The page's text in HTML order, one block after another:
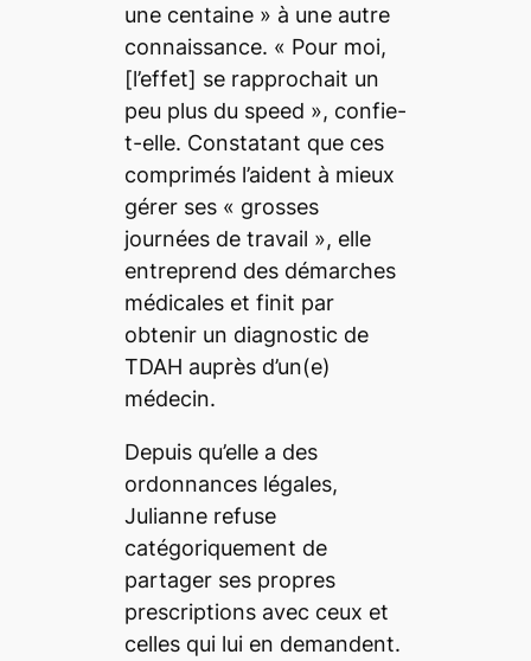
une centaine » à une autre
connaissance. « Pour moi,
[l’effet] se rapprochait un
peu plus du speed », confie-
t-elle. Constatant que ces
comprimés l’aident à mieux
gérer ses « grosses
journées de travail », elle
entreprend des démarches
médicales et finit par
obtenir un diagnostic de
TDAH auprès d’un(e)
médecin.
Depuis qu’elle a des
ordonnances légales,
Julianne refuse
catégoriquement de
partager ses propres
prescriptions avec ceux et
celles qui lui en demandent.